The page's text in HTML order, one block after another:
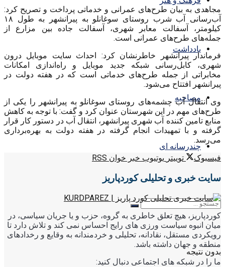
یادداشت
مصاحبه
چندرسانه ای
بدون نتیجه
مجاهدی به بیان طرح‌های عمرانی و خدماتی پرداخت و تصریح کرد:
آب‌رسانی آب شرب روستای سوغانلو به پیرانشهر به طول ۱۸
کیلومتر، آسفالت معابر شهری، آسفالت جاده بین مزارع از
جمله‌های طرح‌های عمرانی است.
فرماندار پیرانشهر خاطرنشان کرد: احداث سایت موبایل درون
شهری، کابل‌رسانی شبکه جدید موبایل و راه‌اندازی امکانات
مخابراتی از جمله طرح‌های خدماتی است که در هفته دولت در
پیرانشهر افتتاح می‌شود.
وی انتقال آب چشمه‌های روستای سوغانلو به پیرانشهر را یکی از
طرح‌های مهم در این شهرستان عنوان کرد و گفت: با توجه به کاهش
منابع تامین کننده آب شهری پیرانشهر، انتقال آب در دستور کار قرار
گرفته و با تمهیدات انجام گرفته در هفته دولت به بهره‌برداری
می‌رسد.
فیسبوک
توییتر یوتیوب خبر خوان RSS
سایت خبری و تحلیلی کوردپاریز
کوردپاریز، هیچ تعلق خاطری به گروه، حزب و یا جریان سیاسی، در
میان انبوه سیاست ورزی های رایج احساس نمی کند و تلاش دارد تا
رویکردی مستقل، نقادانه، تحلیلی و خردمندانه به وقایع و رخدادهای
منطقه و جهان داشته باشد.
ما را در شبکه های اجتماعی دنبال کنید: